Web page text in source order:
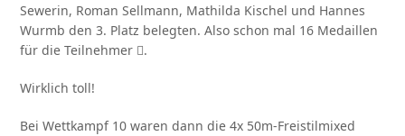
Sewerin, Roman Sellmann, Mathilda Kischel und Hannes
Wurmb den 3. Platz belegten. Also schon mal 16 Medaillen
für die Teilnehmer .
Wirklich toll!
Bei Wettkampf 10 waren dann die 4x 50m-Freistilmixed